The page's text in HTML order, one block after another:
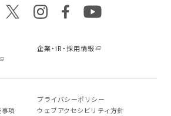
企業・IR・採用情報
プライバシーポリシー
項
ウェブアクセシビリティ方針